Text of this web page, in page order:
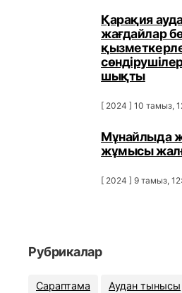
Қарақия
жағдайлар
шықты
[ 2024 ] 10 тамыз,
Мұнайлыда
жұмысы
[ 2024 ] 9 тамыз,
Рубрикалар
Сараптама Аудан тынысы